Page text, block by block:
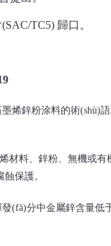
(SAC/TC5) 歸口。
鋅粉涂料的術(shù)語和
料、鋅粉、無機
保護。
(fā)分中金屬鋅含量低